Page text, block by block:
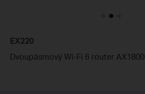
EX220
Dvoupásmový Wi-Fi 6 router AX1800